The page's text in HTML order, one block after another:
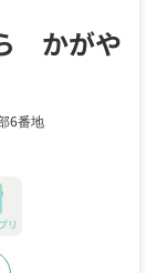
かがや
6番地
リ